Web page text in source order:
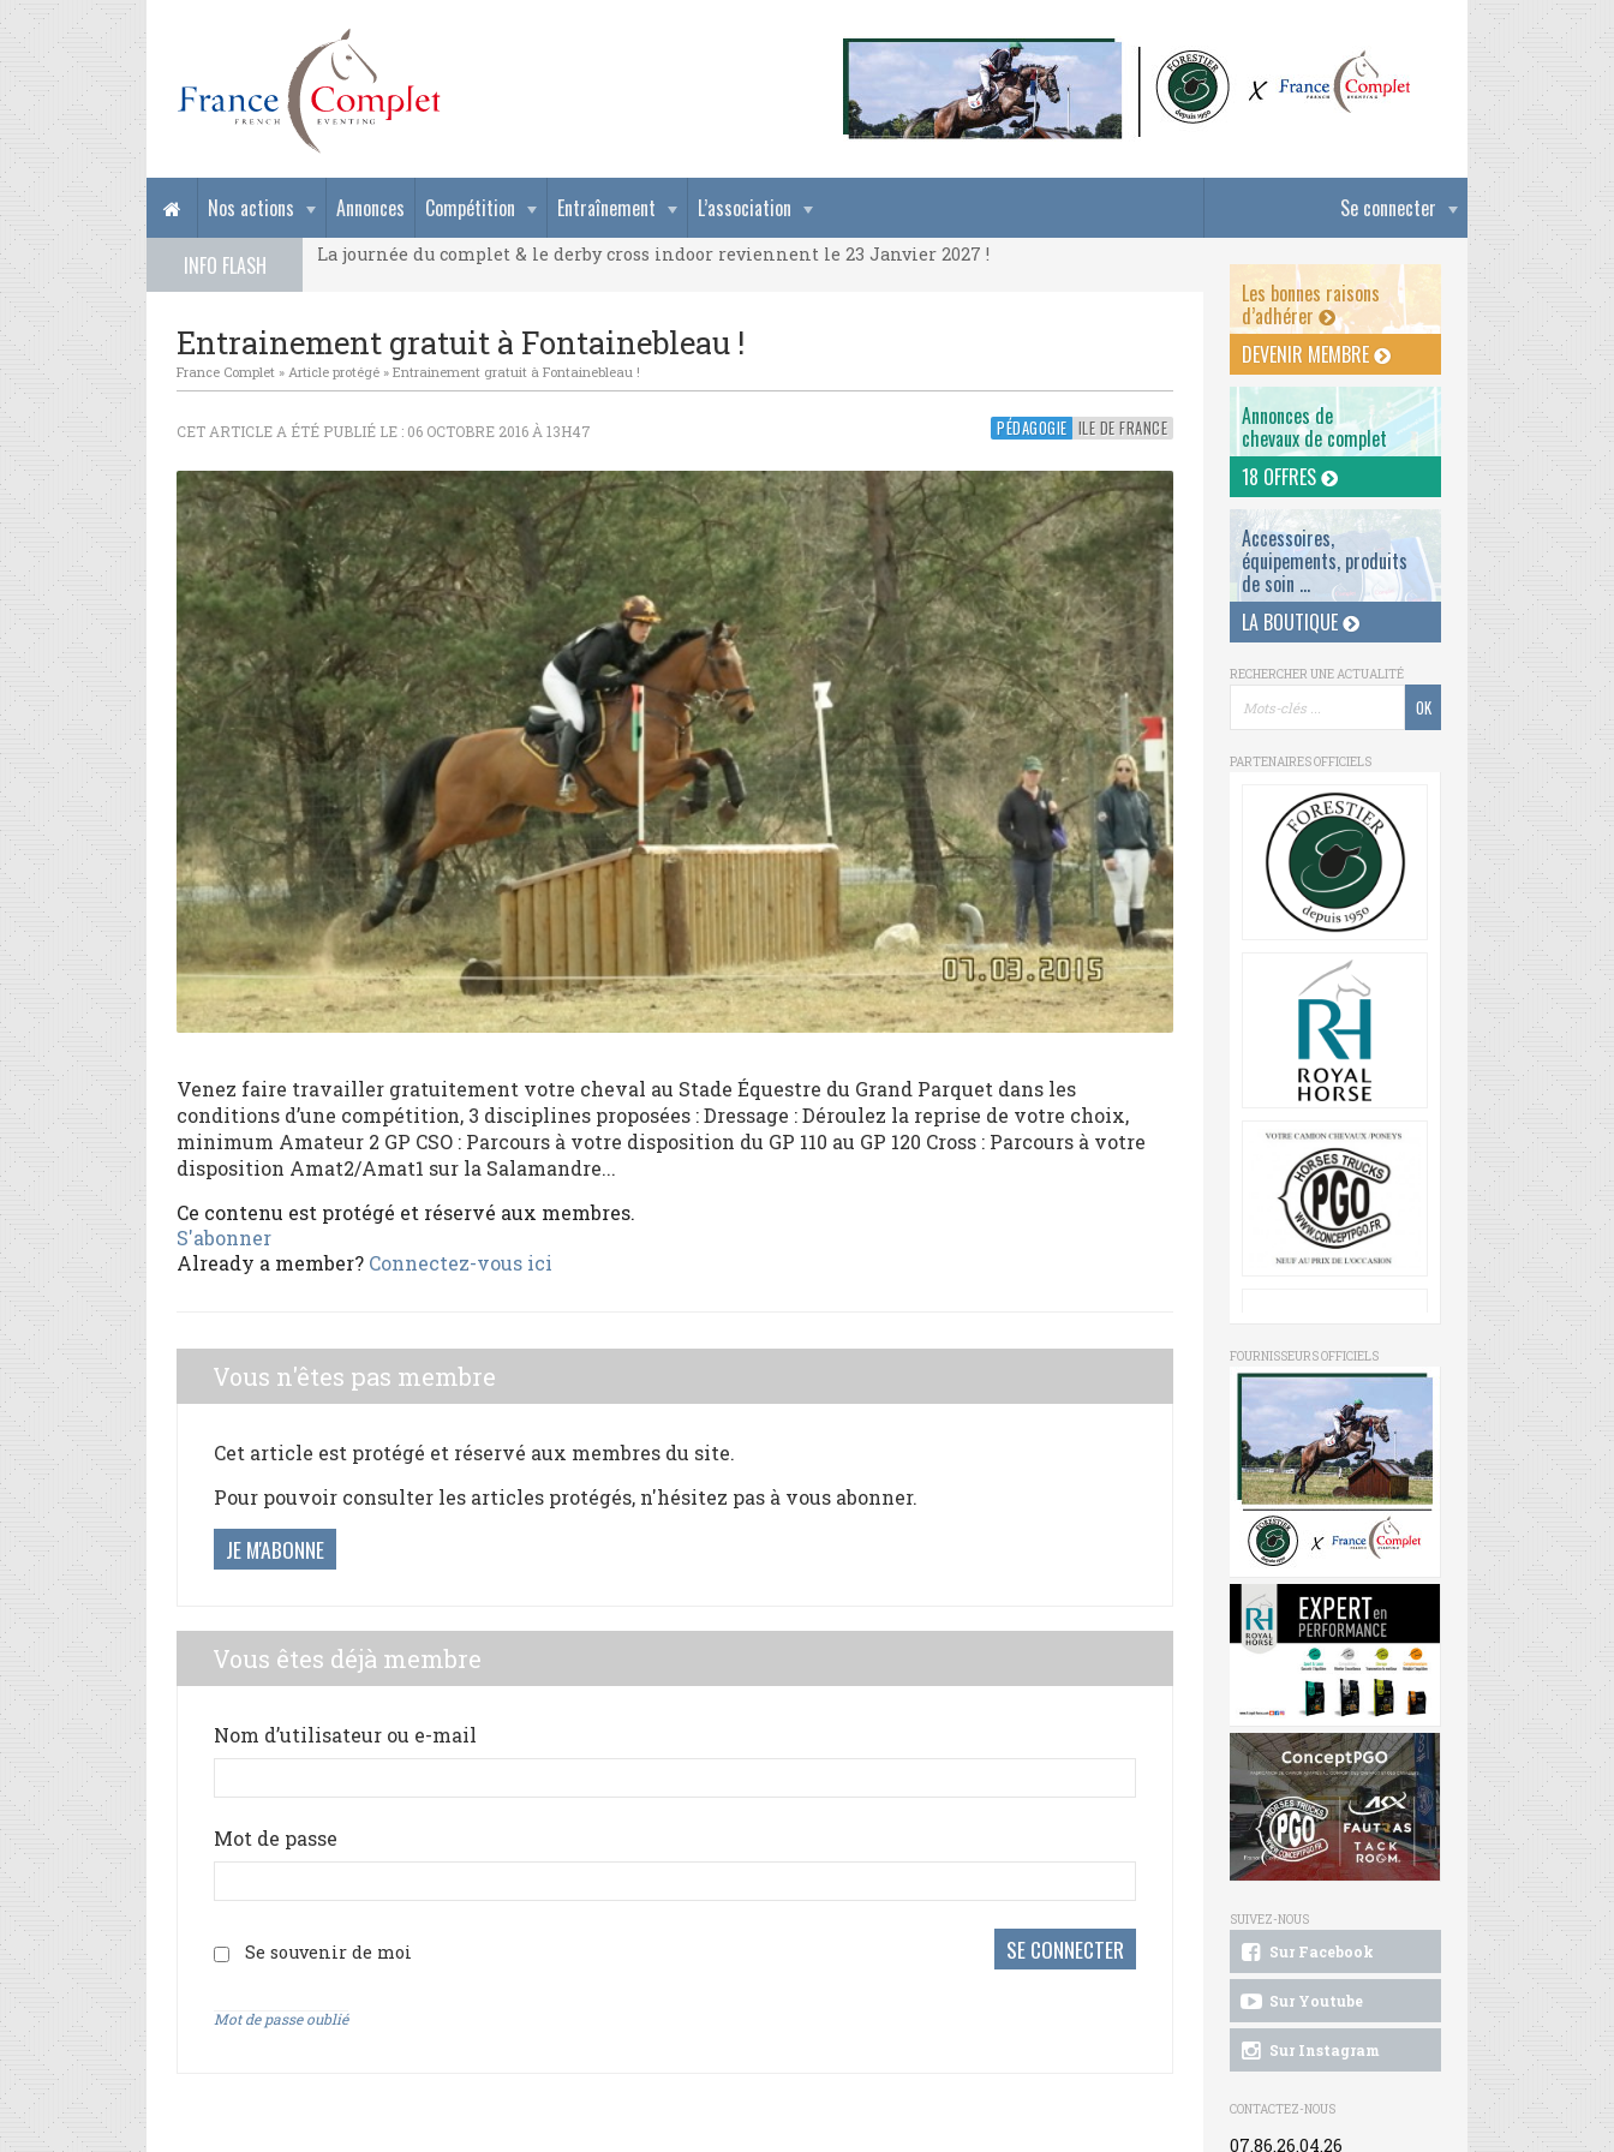
Se connecter
Nos actions Annonces Compétition Entraînement
L’association
INFO FLASH
La journée du complet & le derby cross indoor reviennent le 23 Janvier 2027 !
La journée du complet & le derby cross indoor reviennent le 23 Janvier 2027 !
Entrainement gratuit à Fontainebleau !
France Complet » Article protégé » Entrainement gratuit à Fontainebleau !
PÉDAGOGIE ILE DE FRANCE
CET ARTICLE A ÉTÉ PUBLIÉ LE : 06 OCTOBRE 2016 À 13H47
Venez faire travailler gratuitement votre cheval au Stade Équestre du Grand Parquet dans les
conditions d’une compétition, 3 disciplines proposées : Dressage : Déroulez la reprise de votre choix,
minimum Amateur 2 GP CSO : Parcours à votre disposition du GP 110 au GP 120 Cross : Parcours à votre
disposition Amat2/Amat1 sur la Salamandre...
Ce contenu est protégé et réservé aux membres.
S'abonner
Already a member? Connectez-vous ici
Vous n'êtes pas membre
Cet article est protégé et réservé aux membres du site.
Pour pouvoir consulter les articles protégés, n'hésitez pas à vous abonner.
JE M'ABONNE
Vous êtes déjà membre
Nom d’utilisateur ou e-mail
Mot de passe
Se souvenir de moi
Mot de passe oublié
Les bonnes raisons
d’adhérer
DEVENIR MEMBRE
Annonces de
chevaux de complet
18 OFFRES
Accessoires,
équipements, produits
de soin ...
LA BOUTIQUE
RECHERCHER UNE ACTUALITÉ
PARTENAIRES OFFICIELS
FOURNISSEURS OFFICIELS
SUIVEZ-NOUS
Sur Facebook
Sur Youtube
Sur Instagram
CONTACTEZ-NOUS
07.86.26.04.26